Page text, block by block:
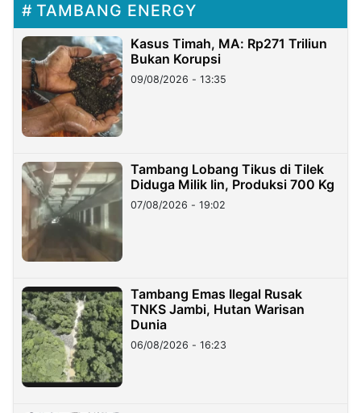
TAMBANG ENERGY
Kasus Timah, MA: Rp271 Triliun
Bukan Korupsi
09/08/2026 - 13:35
Tambang Lobang Tikus di Tilek
Diduga Milik Iin, Produksi 700 Kg
07/08/2026 - 19:02
Tambang Emas Ilegal Rusak
TNKS Jambi, Hutan Warisan
Dunia
06/08/2026 - 16:23